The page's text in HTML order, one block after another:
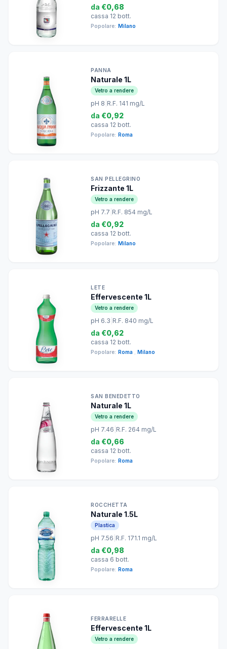
da €0,68
cassa 12 bott.
Popolare: Milano
PANNA
Naturale 1L
Vetro a rendere
pH 8 R.F. 141 mg/L
da €0,92
cassa 12 bott.
Popolare: Roma
SAN PELLEGRINO
Frizzante 1L
Vetro a rendere
pH 7.7 R.F. 854 mg/L
da €0,92
cassa 12 bott.
Popolare: Milano
LETE
Effervescente 1L
Vetro a rendere
pH 6.3 R.F. 840 mg/L
da €0,62
cassa 12 bott.
Popolare: Roma Milano
SAN BENEDETTO
Naturale 1L
Vetro a rendere
pH 7.46 R.F. 264 mg/L
da €0,66
cassa 12 bott.
Popolare: Roma
ROCCHETTA
Naturale 1.5L
Plastica
pH 7.56 R.F. 171.1 mg/L
da €0,98
cassa 6 bott.
Popolare: Roma
FERRARELLE
Effervescente 1L
Vetro a rendere